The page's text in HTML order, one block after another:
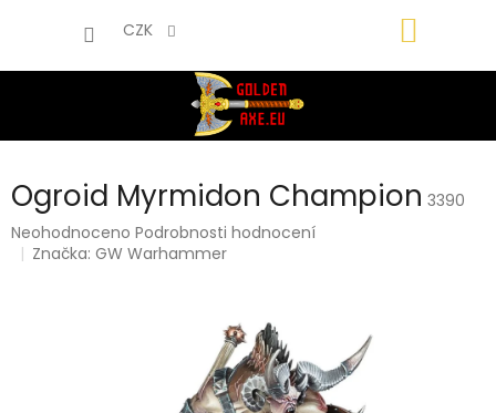
CZK
Ogroid Myrmidon Champion 3390
Průměrné
hodnocení
Neohodnoceno Podrobnosti hodnocení
Značka:GW Warhammer